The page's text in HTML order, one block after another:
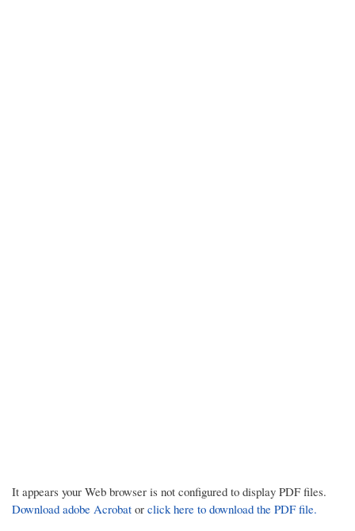
It appears your Web browser is not configured to display PDF files.
Download adobe Acrobat or click here to download the PDF file.